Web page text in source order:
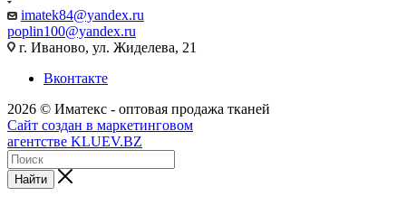
imatek84@yandex.ru
poplin100@yandex.ru
г. Иваново, ул. Жиделева, 21
Вконтакте
2026 © Иматекс - оптовая продажа тканей
Сайт создан в маркетинговом
агентстве KLUEV.BZ
Найти